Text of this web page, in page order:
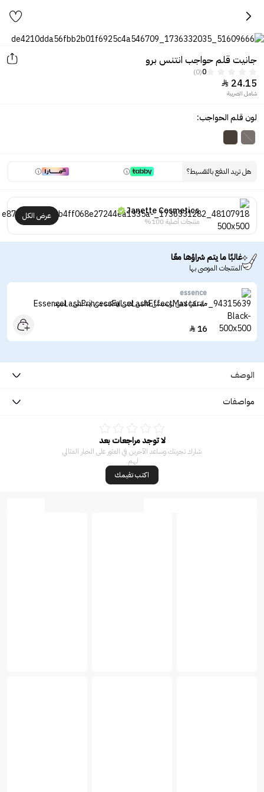
جانيت قلم حواجب انتنس برو
0
(0)
24.15

شامل الضريبة
لون قلم الحواجب:
هل تريد الدفع بالتقسيط؟
Janette Cosmetics
منتجات أصلية 100%
عرض الكل
غالبًا ما يتم شراؤها معًا
المنتجات الموصى بها
essence
ماسكرا لاش برينسس فالس لاش ايفكت من ايسنس - اسود
16

الوصف
مواصفات
لا توجد مراجعات بعد
شارك تجربتك وساعد الآخرين في العثور على الخيار المثالي
لهم.
اكتب تقيمك